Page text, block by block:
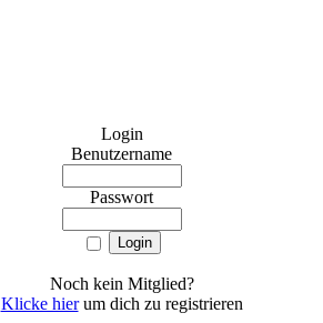
Login
Benutzername
Passwort
Noch kein Mitglied?
Klicke hierum dich zu registrieren